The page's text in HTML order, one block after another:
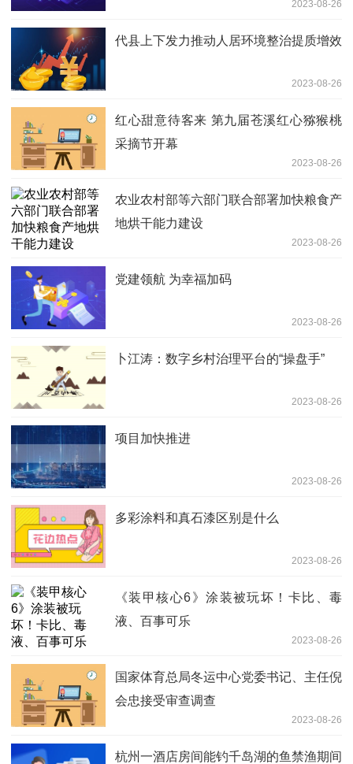
2023-08-26
代县上下发力推动人居环境整治提质增效
2023-08-26
红心甜意待客来 第九届苍溪红心猕猴桃
采摘节开幕
2023-08-26
农业农村部等六部门联合部署加快粮食产
地烘干能力建设
2023-08-26
党建领航 为幸福加码
2023-08-26
卜江涛：数字乡村治理平台的“操盘手”
2023-08-26
项目加快推进
2023-08-26
多彩涂料和真石漆区别是什么
2023-08-26
《装甲核心6》涂装被玩坏！卡比、毒
液、百事可乐
2023-08-26
国家体育总局冬运中心党委书记、主任倪
会忠接受审查调查
2023-08-26
杭州一酒店房间能钓千岛湖的鱼禁渔期间